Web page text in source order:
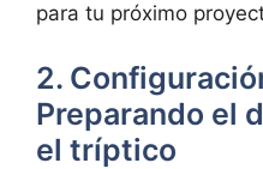
para tu próximo
2.
Preparando el
el tríptico